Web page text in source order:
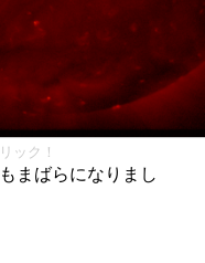
ック！
まばらになりまし